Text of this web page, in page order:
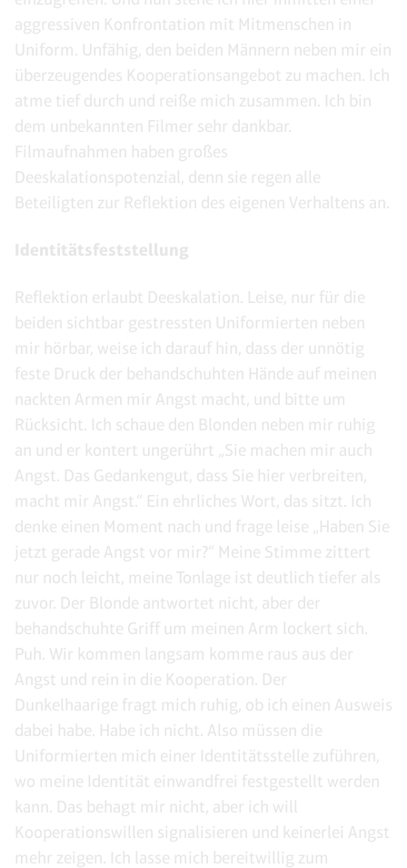
aggressiven Konfrontation mit Mitmenschen in
Uniform. Unfähig, den beiden Männern neben mir ein
überzeugendes Kooperationsangebot zu machen. Ich
atme tief durch und reiße mich zusammen. Ich bin
dem unbekannten Filmer sehr dankbar.
Filmaufnahmen haben großes
Deeskalationspotenzial, denn sie regen alle
Beteiligten zur Reflektion des eigenen Verhaltens an.
Identitätsfeststellung
Reflektion erlaubt Deeskalation. Leise, nur für die
beiden sichtbar gestressten Uniformierten neben
mir hörbar, weise ich darauf hin, dass der unnötig
feste Druck der behandschuhten Hände auf meinen
nackten Armen mir Angst macht, und bitte um
Rücksicht. Ich schaue den Blonden neben mir ruhig
an und er kontert ungerührt „Sie machen mir auch
Angst. Das Gedankengut, dass Sie hier verbreiten,
macht mir Angst.“ Ein ehrliches Wort, das sitzt. Ich
denke einen Moment nach und frage leise „Haben Sie
jetzt gerade Angst vor mir?“ Meine Stimme zittert
nur noch leicht, meine Tonlage ist deutlich tiefer als
zuvor. Der Blonde antwortet nicht, aber der
behandschuhte Griff um meinen Arm lockert sich.
Puh. Wir kommen langsam komme raus aus der
Angst und rein in die Kooperation. Der
Dunkelhaarige fragt mich ruhig, ob ich einen Ausweis
dabei habe. Habe ich nicht. Also müssen die
Uniformierten mich einer Identitätsstelle zuführen,
wo meine Identität einwandfrei festgestellt werden
kann. Das behagt mir nicht, aber ich will
Kooperationswillen signalisieren und keinerlei Angst
mehr zeigen. Ich lasse mich bereitwillig zum